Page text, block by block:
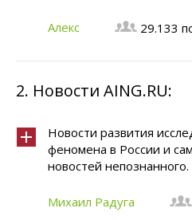
Алекc 29.133
2. Новости AING.RU:
Новости развития
феномена в России и
новостей непознанного.
Михаил Радуга